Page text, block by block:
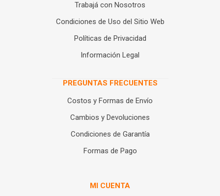
Trabajá con Nosotros
Condiciones de Uso del Sitio Web
Políticas de Privacidad
Información Legal
PREGUNTAS FRECUENTES
Costos y Formas de Envío
Cambios y Devoluciones
Condiciones de Garantía
Formas de Pago
MI CUENTA